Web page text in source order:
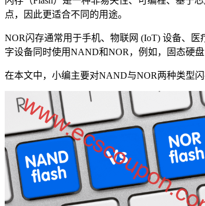
点，因此更适合不同的用途。
NOR闪存通常用于手机、物联网 (IoT) 设备、
字设备同时使用NAND和NOR，例如，固态硬
在本文中，小编主要对NAND与NOR两种类型